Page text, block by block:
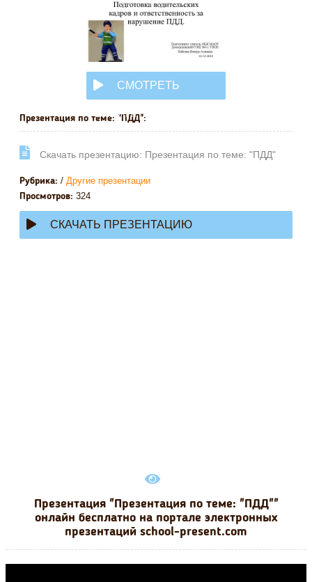
СМОТРЕТЬ
ОНЛАЙН
Презентация по теме: "ПДД":
Cкачать презентацию: Презентация по теме: "ПДД"
Рубрика: / Другие презентации
Просмотров: 324
СКАЧАТЬ ПРЕЗЕНТАЦИЮ
Презентация "Презентация по теме: "ПДД""
онлайн бесплатно на портале электронных
презентаций school-present.com